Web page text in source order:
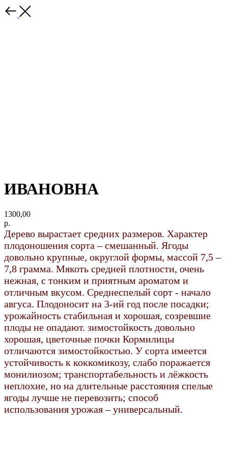
ИВАНОВНА
1300,00
р.
Дерево вырастает средних размеров. Характер
плодоношения сорта – смешанный. Ягоды
довольно крупные, округлой формы, массой 7,5 –
7,8 грамма. Мякоть средней плотности, очень
нежная, с тонким и приятным ароматом и
отличным вкусом. Среднеспелый сорт - начало
авгуса. Плодоносит на 3-ий год после посадки;
урожайность стабильная и хорошая, созревшие
плоды не опадают. зимостойкость довольно
хорошая, цветочные почки Кормилицы
отличаются зимостойкостью. У сорта имеется
устойчивость к коккомикозу, слабо поражается
монилиозом; транспортабельность и лёжкость
неплохие, но на длительные расстояния спелые
ягоды лучше не перевозить; способ
использования урожая – универсальный.